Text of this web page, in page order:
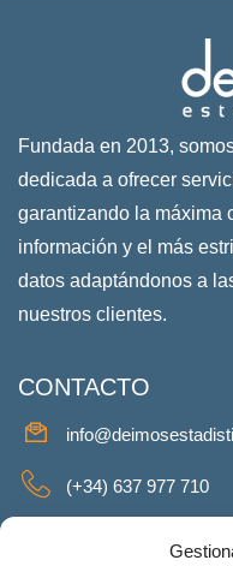
Fundada en 2013,
dedicada a ofrecer
garantizando la máxima
información y el más
datos adaptándonos a
nuestros clientes.
CONTACTO
(+34) 637 977 710